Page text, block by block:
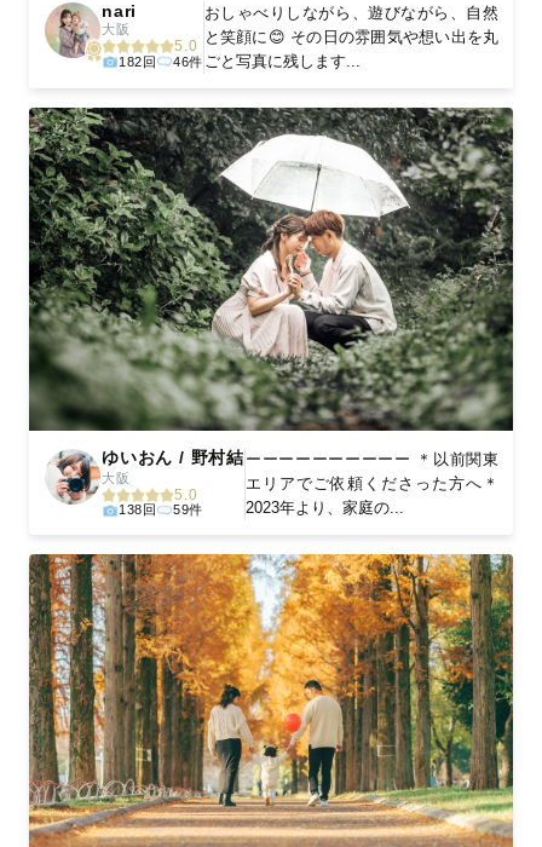
nari
大阪
5.0
182回 46件
おしゃべりしながら、遊びながら、自然
と笑顔に😊 その日の雰囲気や想い出を丸
ごと写真に残します...
ゆいおん / 野村結
大阪
5.0
138回 59件
ーーーーーーーーーー ＊以前関東
エリアでご依頼くださった方へ＊
2023年より、家庭の...